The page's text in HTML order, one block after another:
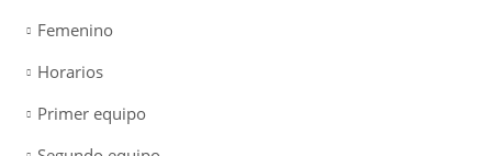
Femenino
Horarios
Primer equipo